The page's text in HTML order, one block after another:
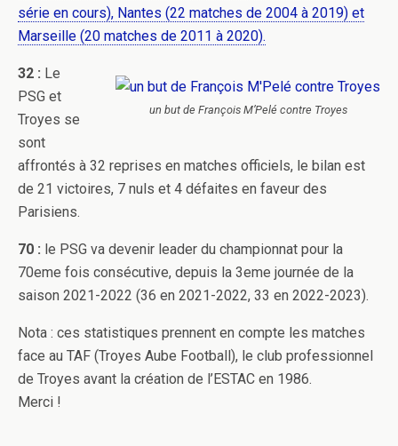
série en cours), Nantes (22 matches de 2004 à 2019) et
Marseille (20 matches de 2011 à 2020).
un but de François M’Pelé contre Troyes
32 : Le
PSG et
Troyes se
sont
affrontés à 32 reprises en matches officiels, le bilan est
de 21 victoires, 7 nuls et 4 défaites en faveur des
Parisiens.
70 : le PSG va devenir leader du championnat pour la
70eme fois consécutive, depuis la 3eme journée de la
saison 2021-2022 (36 en 2021-2022, 33 en 2022-2023).
Nota : ces statistiques prennent en compte les matches
face au TAF (Troyes Aube Football), le club professionnel
de Troyes avant la création de l’ESTAC en 1986.
Merci !